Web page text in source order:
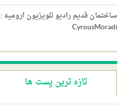
ساختمان قدیم رادیو تلویزیون
CyrousMoradi
تازه ترین پست ها